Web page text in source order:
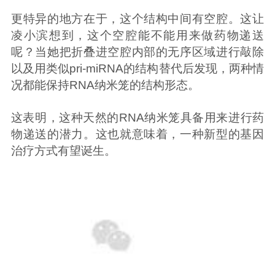
更特异的地方在于，这个结构中间有空腔。这让
凌小滨想到，这个空腔能不能用来做药物递送
呢？当她把折叠进空腔内部的无序区域进行敲除
以及用类似pri-miRNA的结构替代后发现，两种情
况都能保持RNA纳米笼的结构形态。
这表明，这种天然的RNA纳米笼具备用来进行药
物递送的潜力。这也就意味着，一种新型的基因
治疗方式有望诞生。